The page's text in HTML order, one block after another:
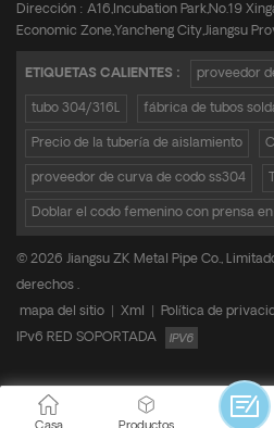
Dirección : A16,Incubation Park,No.19
Economic Zone,Yancheng City,Jiangsu
ETIQUETAS CALIENTES : proveedor
tubo 304/316L fábrica de tubos
Precio de la tubería de aislamiento
proveedor de curva de codo ss304
Doblar el codo femenino con prensa
© 2026 Jiangsu ZK Metal Pipe Co.,
derechos .
mapa del sitio
Xml Política de
IPv6 RED SOPORTADA